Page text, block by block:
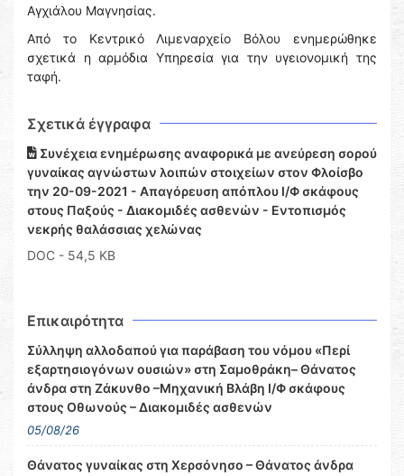
Αγχιάλου Μαγνησίας.
Από το Κεντρικό Λιμεναρχείο Βόλου ενημερώθηκε
σχετικά η αρμόδια Υπηρεσία για την υγειονομική της
ταφή.
Σχετικά έγγραφα
Συνέχεια ενημέρωσης αναφορικά με ανεύρεση σορού
γυναίκας αγνώστων λοιπών στοιχείων στον Φλοίσβο
την 20-09-2021 - Απαγόρευση απόπλου Ι/Φ σκάφους
στους Παξούς - Διακομιδές ασθενών - Εντοπισμός
νεκρής θαλάσσιας χελώνας
DOC - 54,5 KB
Επικαιρότητα
Σύλληψη αλλοδαπού για παράβαση του νόμου «Περί
εξαρτησιογόνων ουσιών» στη Σαμοθράκη– Θάνατος
άνδρα στη Ζάκυνθο –Μηχανική Βλάβη Ι/Φ σκάφους
στους Οθωνούς – Διακομιδές ασθενών
05/08/26
Θάνατος γυναίκας στη Χερσόνησο – Θάνατος άνδρα